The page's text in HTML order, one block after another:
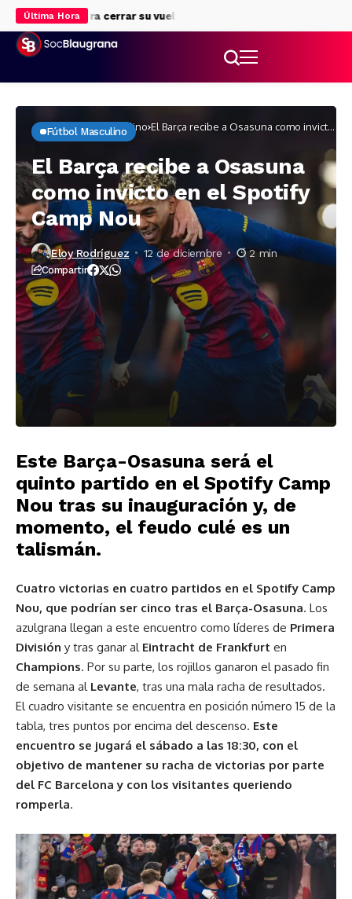
Última Hora
espera cerrar su vuelta al Barça
Inicio Fútbol masculino El Barça recibe a Osasuna como invicto
Fútbol Masculino
El Barça recibe a Osasuna
como invicto en el Spotify
Camp Nou
Eloy Rodríguez 12 de diciembre 2 min
Compartir
Este Barça-Osasuna será el
quinto partido en el Spotify Camp
Nou tras su inauguración y, de
momento, el feudo culé es un
talismán.
Cuatro victorias en cuatro partidos en el Spotify Camp
Nou, que podrían ser cinco tras el Barça-Osasuna. Los
azulgrana llegan a este encuentro como líderes de Primera
División y tras ganar al Eintracht de Frankfurt en
Champions. Por su parte, los rojillos ganaron el pasado fin
de semana al Levante, tras una mala racha de resultados.
El cuadro visitante se encuentra en posición número 15 de la
tabla, tres puntos por encima del descenso. Este
encuentro se jugará el sábado a las 18:30, con el
objetivo de mantener su racha de victorias por parte
del FC Barcelona y con los visitantes queriendo
romperla.